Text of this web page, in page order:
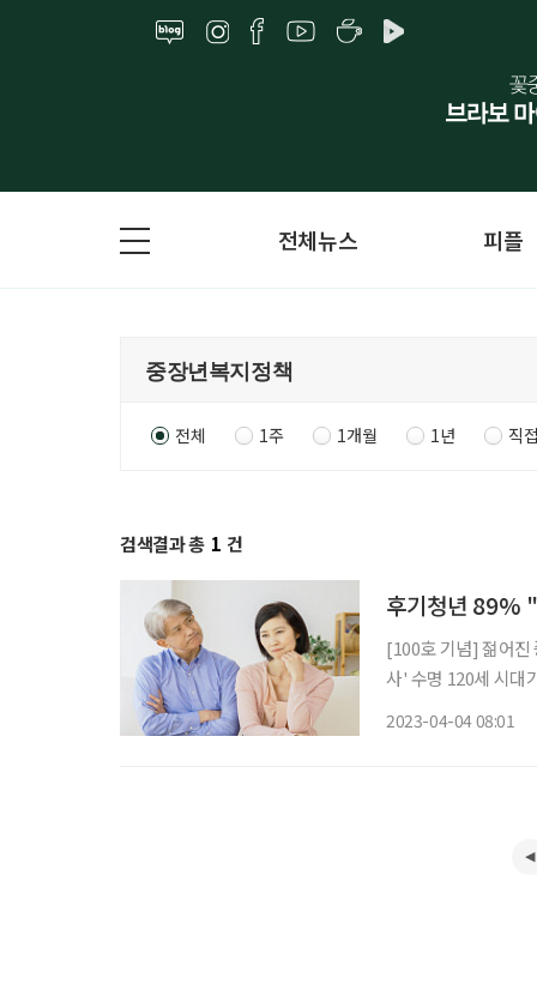
전체뉴스 피플
전체 1주 1개월 1년 직
검색결과 총 1 건
후기청년 89%
[100호 기념] 젊어진
사' 수명 120세 시대
2023-04-04 08:01